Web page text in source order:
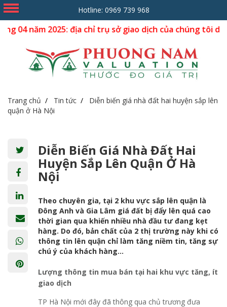
Hotline: 0969 739 968
2025: địa chỉ trụ sở giao dịch của chúng tôi dời về số
Trang chủ Tin tức
Diễn biến giá nhà đất hai huyện sắp lên
quận ở Hà Nội
Diễn Biến Giá Nhà Đất Hai
Huyện Sắp Lên Quận Ở Hà
Nội
Theo chuyên gia, tại 2 khu vực sắp lên quận là
Đông Anh và Gia Lâm giá đất bị đẩy lên quá cao
thời gian qua khiến nhiều nhà đầu tư đang kẹt
hàng. Do đó, bản chất của 2 thị trường này khi có
thông tin lên quận chỉ làm tăng niềm tin, tăng sự
chú ý của khách hàng...
Lượng thông tin mua bán tại hai khu vực tăng, ít
giao dịch
TP Hà Nội mới đây đã thông qua chủ trương đưa